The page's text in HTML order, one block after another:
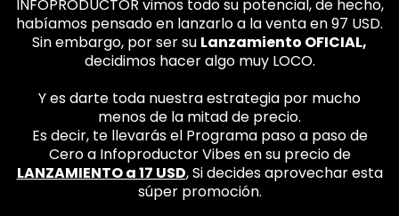
INFOPRODUCTOR vimos todo su potencial, de hecho,
habíamos pensado en lanzarlo a la venta en 97 USD.
Sin embargo, por ser su Lanzamiento OFICIAL,
decidimos hacer algo muy LOCO.
Y es darte toda nuestra estrategia por mucho
menos de la mitad de precio.
Es decir, te llevarás el Programa paso a paso de
Cero a Infoproductor Vibes en su precio de
LANZAMIENTO a 17 USD, Si decides aprovechar esta
súper promoción.